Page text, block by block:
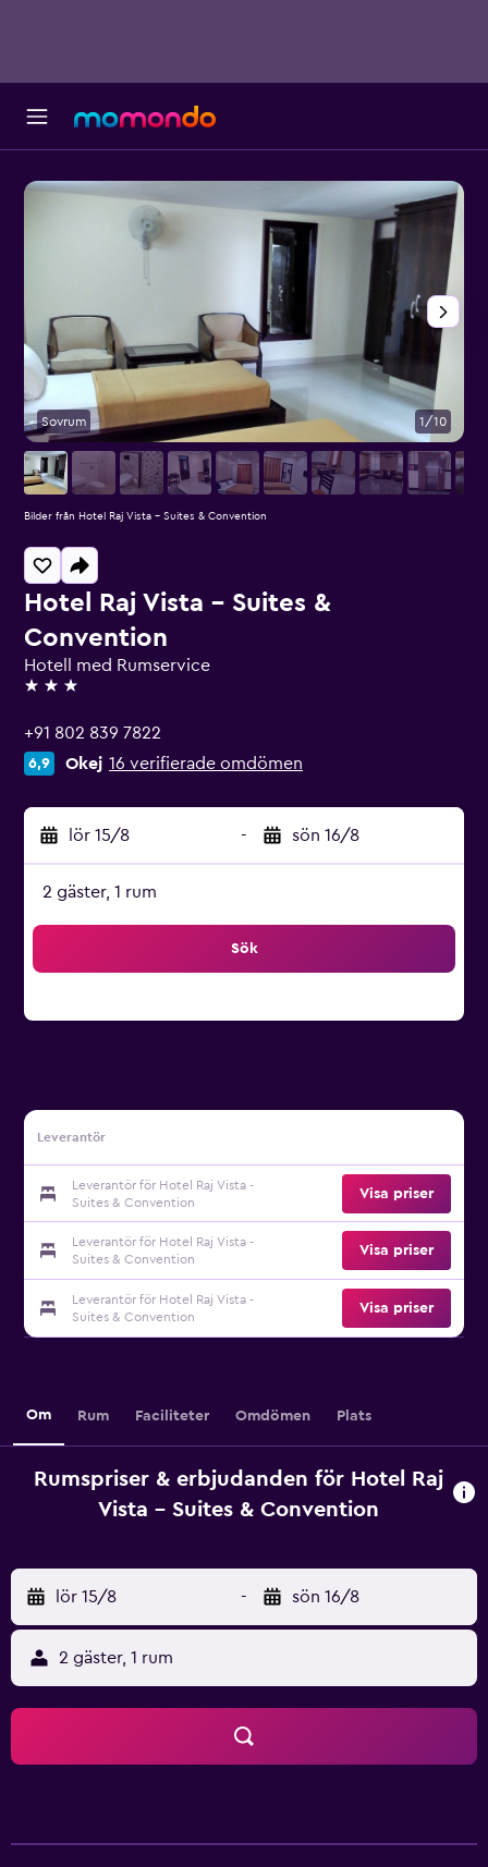
Hotel Raj Vista - Suites &
Convention
Hotell med Rumservice
3 stjärnor
+91 802 839 7822
6,9 Okej 16 verifierade omdömen
lör 15/8 - sön 16/8
2 gäster, 1 rum
Sök
Leverantör
Leverantör för Hotel Raj Vista -
Suites & Convention
Visa priser
Leverantör för Hotel Raj Vista -
Suites & Convention
Visa priser
Leverantör för Hotel Raj Vista -
Suites & Convention
Visa priser
Sovrum 1/10
Bilder från Hotel Raj Vista - Suites & Convention
Om Rum Faciliteter Omdömen Plats
Rumspriser & erbjudanden för Hotel Raj
Vista - Suites & Convention
lör 15/8 - sön 16/8
2 gäster, 1 rum